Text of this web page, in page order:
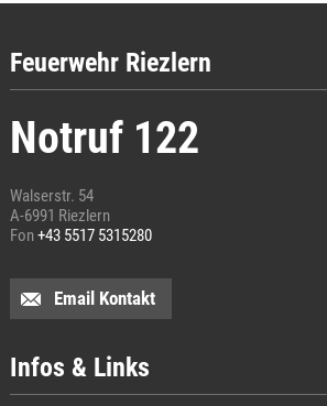
Feuerwehr Riezlern
Notruf 122
Walserstr. 54
A-6991 Riezlern
Fon+43 5517 5315280
Email Kontakt
Infos & Links